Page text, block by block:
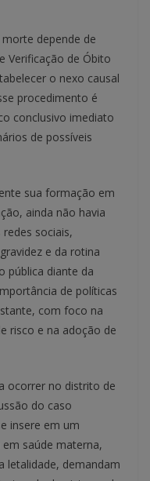
depende de
Verificação de Óbito
o nexo causal
procedimento é
conclusivo imediato
de possíveis
sua formação em
ainda não havia
sociais,
e da rotina
pública diante da
de políticas
com foco na
risco e na adoção de
ocorrer no distrito de
do caso
insere em um
saúde materna,
letalidade, demandam